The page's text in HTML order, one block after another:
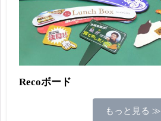
Recoボード
もっと見る ≫